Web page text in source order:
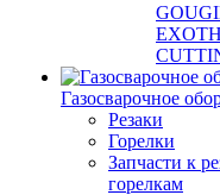
Газосварочное
Резаки
Горелки
Запчасти к
горелкам